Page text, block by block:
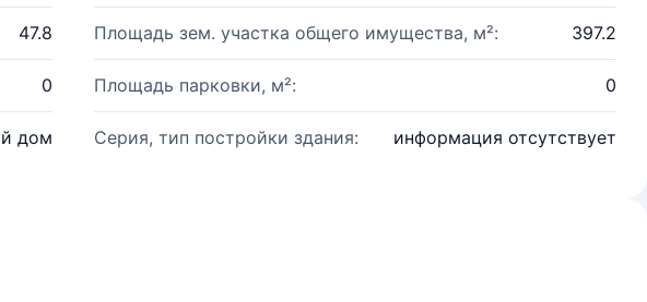
47.8 Площадь зем. участка общего имущества, м²: 397.2
0 Площадь парковки, м²: 0
дом Серия, тип постройки здания: информация отсутствует